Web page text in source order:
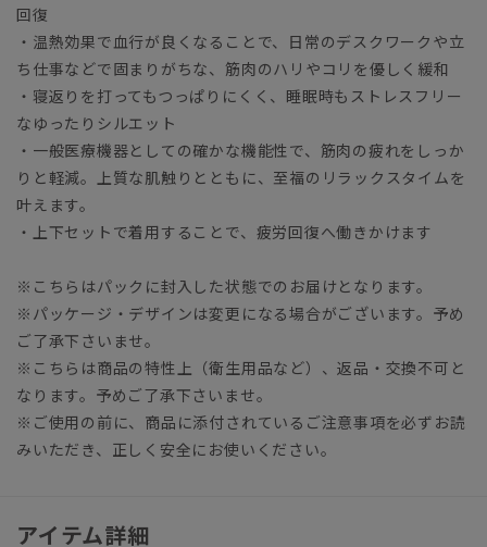
回復
・温熱効果で血行が良くなることで、日常のデスクワークや立
ち仕事などで固まりがちな、筋肉のハリやコリを優しく緩和
・寝返りを打ってもつっぱりにくく、睡眠時もストレスフリー
なゆったりシルエット
・一般医療機器としての確かな機能性で、筋肉の疲れをしっか
りと軽減。上質な肌触りとともに、至福のリラックスタイムを
叶えます。
・上下セットで着用することで、疲労回復へ働きかけます
※こちらはパックに封入した状態でのお届けとなります。
※パッケージ・デザインは変更になる場合がございます。予め
ご了承下さいませ。
※こちらは商品の特性上（衛生用品など）、返品・交換不可と
なります。予めご了承下さいませ。
※ご使用の前に、商品に添付されているご注意事項を必ずお読
みいただき、正しく安全にお使いください。
アイテム詳細